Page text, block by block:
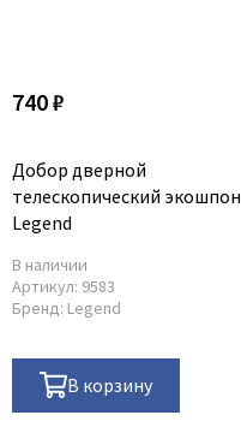
740 ₽
Добор дверной
телескопический экошпон
Legend
В наличии
Артикул: 9583
Бренд: Legend
В корзину